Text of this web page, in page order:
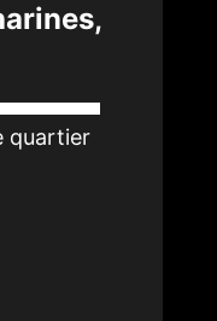
quartier